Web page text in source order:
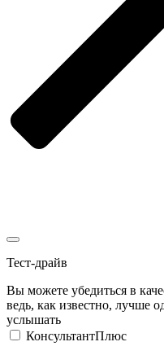
Тест-драйв
Вы можете убедиться в
ведь, как известно, лучше
услышать
КонсультантПлюс